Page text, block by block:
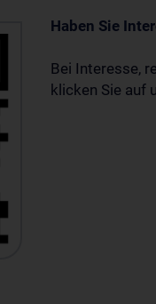
Haben Sie
Bei Interesse,
klicken Sie auf